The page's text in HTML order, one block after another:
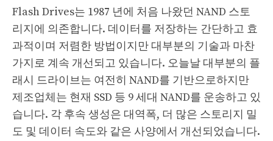
Flash Drives는 1987 년에 처음 나왔던 NAND 스토
리지에 의존합니다. 데이터를 저장하는 간단하고 효
과적이며 저렴한 방법이지만 대부분의 기술과 마찬
가지로 계속 개선되고 있습니다. 오늘날 대부분의 플
래시 드라이브는 여전히 NAND를 기반으로하지만
제조업체는 현재 SSD 등 9 세대 NAND를 운송하고 있
습니다. 각 후속 생성은 대역폭, 더 많은 스토리지 밀
도 및 데이터 속도와 같은 사양에서 개선되었습니다.